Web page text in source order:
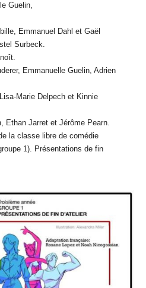
Guelin,
Emmanuel Dahl et Gaël
Surbeck.
Emmanuelle Guelin, Adrien
Marie Delpech et Kinnie
Ethan Jarret et Jérôme Pearn.
la classe libre de comédie
1). Présentations de fin